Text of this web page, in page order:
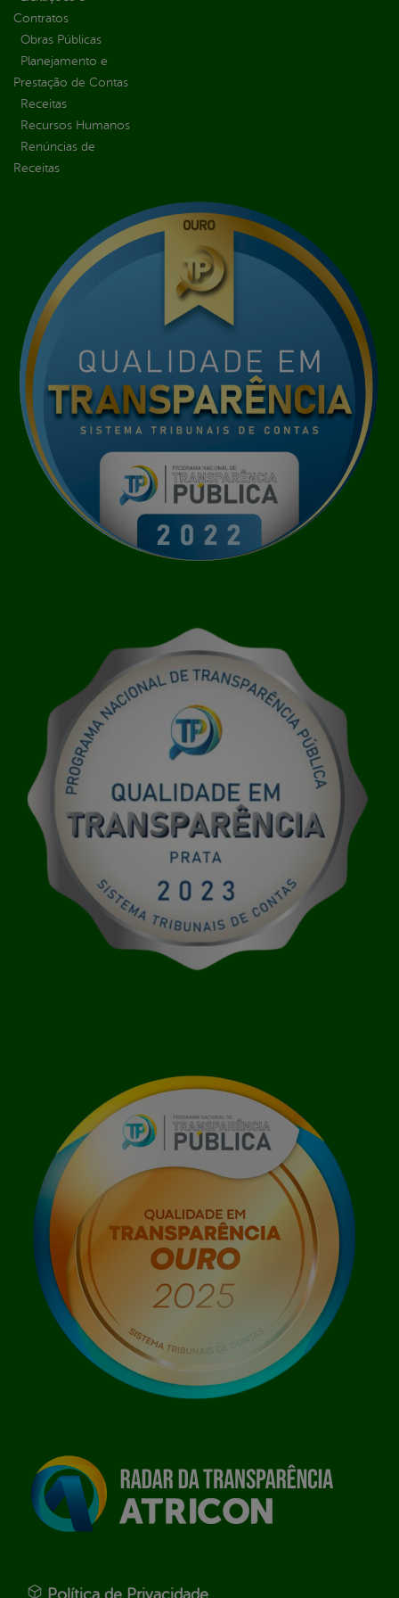
Contratos
Obras Públicas
Planejamento e
Prestação de Contas
Receitas
Recursos Humanos
Renúncias de
Receitas
Política de Privacidade